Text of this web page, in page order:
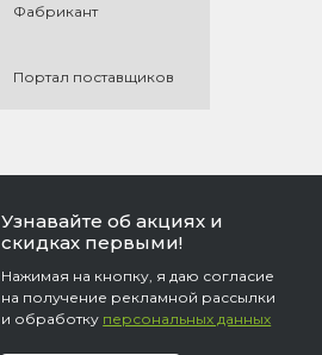
Фабрикант
Портал поставщиков
Узнавайте об акциях и
скидках первыми!
Нажимая на кнопку, я даю согласие
на получение рекламной рассылки
и обработку персональных данных